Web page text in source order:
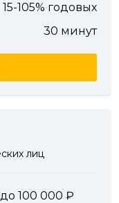
15-105% годовых
30 минут
лиц
100 000